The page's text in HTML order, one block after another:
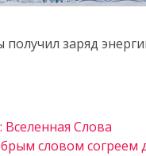
получил заряд
Слова
словом согреем